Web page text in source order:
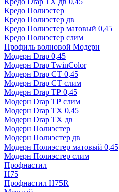
Кредо Полиэстер
Кредо Полиэстер дв
Кредо Полиэстер матовый 0,45
Кредо Полиэстер слим
Профиль волновой Модерн
Модерн Drap 0,45
Модерн Drap TwinColor
Модерн Drap СТ 0,45
Модерн Drap СТ слим
Модерн Drap ТР 0,45
Модерн Drap ТР слим
Модерн Drap ТХ 0,45
Модерн Drap ТХ дв
Модерн Полиэстер
Модерн Полиэстер дв
Модерн Полиэстер матовый 0,45
Модерн Полиэстер слим
Профнастил
H75
Профнастил H75R